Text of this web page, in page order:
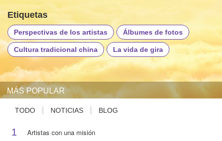
Etiquetas
Perspectivas de los artistas Álbumes de fotos
Cultura tradicional china La vida de gira
MÁS POPULAR
TODO NOTICIAS BLOG
1 Artistas con una misión